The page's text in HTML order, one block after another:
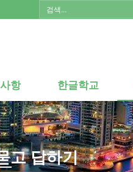
항 한글학교
고 답하기